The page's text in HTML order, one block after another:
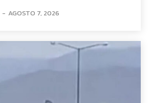
- AGOSTO 7, 2026